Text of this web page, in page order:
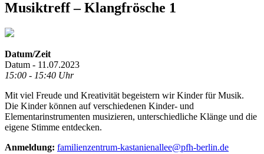
Musiktreff – Klangfrösche 1
Datum/Zeit
Datum - 11.07.2023
15:00 - 15:40 Uhr
Mit viel Freude und Kreativität begeistern wir Kinder für Musik.
Die Kinder können auf verschiedenen Kinder- und
Elementarinstrumenten musizieren, unterschiedliche Klänge und die
eigene Stimme entdecken.
Anmeldung: familienzentrum-kastanienallee@pfh-berlin.de